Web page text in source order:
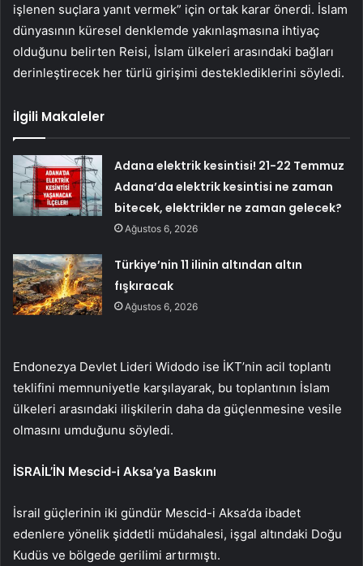
işlenen suçlara yanıt vermek” için ortak karar önerdi. İslam
dünyasının küresel denklemde yakınlaşmasına ihtiyaç
olduğunu belirten Reisi, İslam ülkeleri arasındaki bağları
derinleştirecek her türlü girişimi desteklediklerini söyledi.
İlgili Makaleler
Adana elektrik kesintisi! 21-22 Temmuz
Adana’da elektrik kesintisi ne zaman
bitecek, elektrikler ne zaman gelecek?
Ağustos 6, 2026
Türkiye’nin 11 ilinin altından altın
fışkıracak
Ağustos 6, 2026
Endonezya Devlet Lideri Widodo ise İKT’nin acil toplantı
teklifini memnuniyetle karşılayarak, bu toplantının İslam
ülkeleri arasındaki ilişkilerin daha da güçlenmesine vesile
olmasını umduğunu söyledi.
İSRAİL’İN Mescid-i Aksa’ya Baskını
İsrail güçlerinin iki gündür Mescid-i Aksa’da ibadet
edenlere yönelik şiddetli müdahalesi, işgal altındaki Doğu
Kudüs ve bölgede gerilimi artırmıştı.